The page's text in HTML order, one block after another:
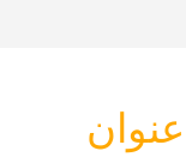
عنوان